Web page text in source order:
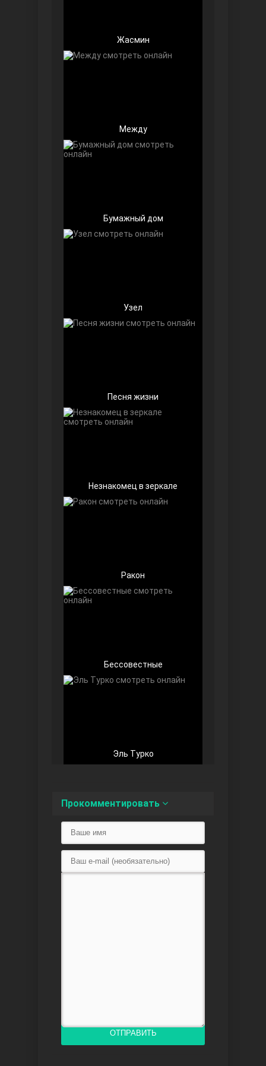
Ранняя пташка
Любовь напоказ
Доверенное
Жасмин
Между
Бумажный дом
Узел
Песня жизни
Незнакомец в зеркале
Ракон
Бессовестные
Эль Турко
Прокомментировать
ОТПРАВИТЬ